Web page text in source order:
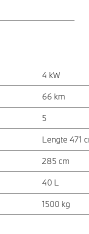
4 kW
66 km
5
Lengte 471
285 cm
40 L
1500 kg